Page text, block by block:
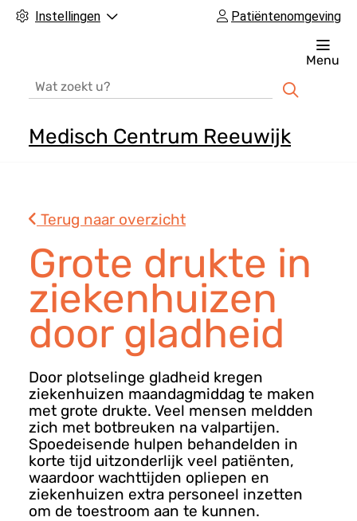
Instellingen Patiëntenomgeving
Medisch Centrum Reeuwijk
f
d
m
e
n
u
Menu
Terug naar overzicht
Grote drukte in
ziekenhuizen
door gladheid
Door plotselinge gladheid kregen
ziekenhuizen maandagmiddag te maken
met grote drukte. Veel mensen meldden
zich met botbreuken na valpartijen.
Spoedeisende hulpen behandelden in
korte tijd uitzonderlijk veel patiënten,
waardoor wachttijden opliepen en
ziekenhuizen extra personeel inzetten
om de toestroom aan te kunnen.